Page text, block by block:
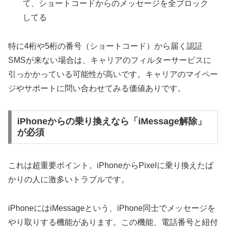
て、ショートコードからのメッセージを全ブロック
してる
特に4桁や5桁の番号（ショートコード）から届く認証
SMSが来ない場合は、キャリアのフィルターサービスに
引っかかっている可能性が高いです。キャリアのマイペー
ジやサポートに問い合わせてみる価値ありです。
iPhoneからの乗り換えなら「iMessage解除」
が必須
これは超重要ポイント。iPhoneからPixelに乗り換えたば
かりの人に激多いトラブルです。
iPhoneにはiMessageという、iPhone同士でメッセージを
やり取りする機能があります。この機能、電話番号と紐付